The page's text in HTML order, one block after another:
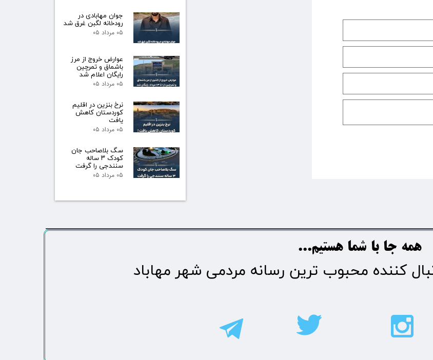
جوان مهابادی در
رودخانه لگبن غرق شد
۰۵ مرداد ۰۵
عوارض خروج از مرز
باشماق و تمرچین
رایگان اعلام شد
۰۵ مرداد ۰۵
نرخ بنزین در اقلیم
کوردستان کاهش
یافت
۰۵ مرداد ۰۵
سگ بلاصاحب جان
کودک ۳ ساله
سنندجی را گرفت
۰۵ مرداد ۰۵
​​​همه جا با شما هستیم...​​​​​​​​​​​​​​